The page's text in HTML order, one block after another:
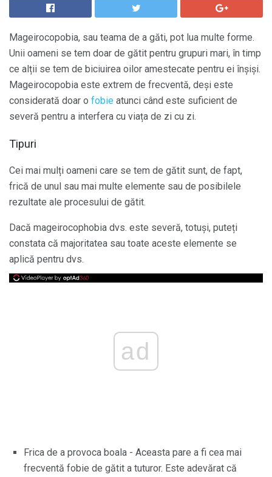
Mageirocopobia, sau teama de a găti, pot lua multe forme.
Unii oameni se tem doar de gătit pentru grupuri mari, în timp
ce alții se tem de biciuirea oilor amestecate pentru ei înșiși.
Mageirocopobia este extrem de frecventă, deși este
considerată doar o fobie atunci când este suficient de
severă pentru a interfera cu viața de zi cu zi.
Tipuri
Cei mai mulți oameni care se tem de gătit sunt, de fapt,
frică de unul sau mai multe elemente sau de posibilele
rezultate ale procesului de gătit.
Dacă mageirocophobia dvs. este severă, totuși, puteți
constata că majoritatea sau toate aceste elemente se
aplică pentru dvs.
ad
Frica de a provoca boala - Aceasta pare a fi cea mai
frecventă fobie de gătit a tuturor. Este adevărat că